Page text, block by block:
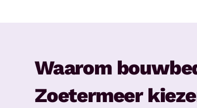
Waarom
Zoetermeer